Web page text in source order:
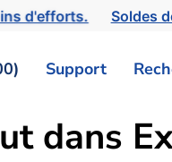
d'efforts. Soldes
Support
dans